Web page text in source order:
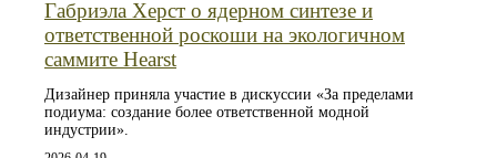
Габриэла Херст о ядерном синтезе и
ответственной роскоши на экологичном
саммите Hearst
Дизайнер приняла участие в дискуссии «За пределами
подиума: создание более ответственной модной
индустрии».